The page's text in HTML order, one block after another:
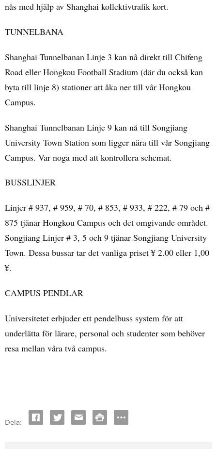
nås med hjälp av Shanghai kollektivtrafik kort.
TUNNELBANA
Shanghai Tunnelbanan Linje 3 kan nå direkt till Chifeng
Road eller Hongkou Football Stadium (där du också kan
byta till linje 8) stationer att åka ner till vår Hongkou
Campus.
Shanghai Tunnelbanan Linje 9 kan nå till Songjiang
University Town Station som ligger nära till vår Songjiang
Campus. Var noga med att kontrollera schemat.
BUSSLINJER
Linjer # 937, # 959, # 70, # 853, # 933, # 222, # 79 och #
875 tjänar Hongkou Campus och det omgivande området.
Songjiang Linjer # 3, 5 och 9 tjänar Songjiang University
Town. Dessa bussar tar det vanliga priset ¥ 2.00 eller 1,00
¥.
CAMPUS PENDLAR
Universitetet erbjuder ett pendelbuss system för att
underlätta för lärare, personal och studenter som behöver
resa mellan våra två campus.
Dela: